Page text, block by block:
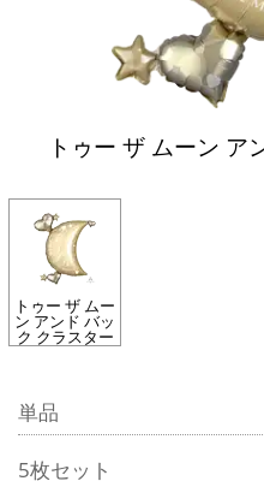
トゥー ザ ムーン ア
トゥー ザ ムー
ン アンド バッ
ク クラスター
単品
5枚セット